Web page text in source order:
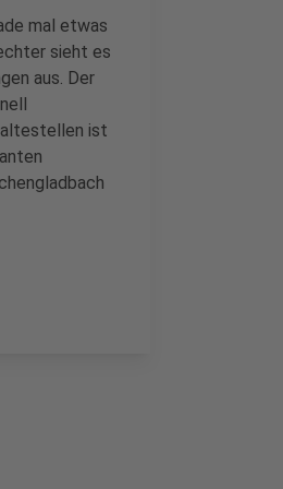
mal etwas
sieht es
aus. Der
ist